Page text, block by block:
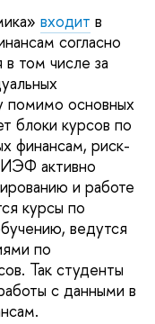
входит в
согласно
в том числе за
помимо основных
блоки курсов по
финансам, риск-
активно
и работе
курсы по
ведутся
по
Так студенты
с данными в